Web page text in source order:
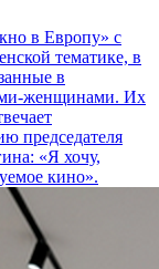
в Европу» с
тематике, в
в
женщинами. Их
председателя
«Я хочу,
кино».